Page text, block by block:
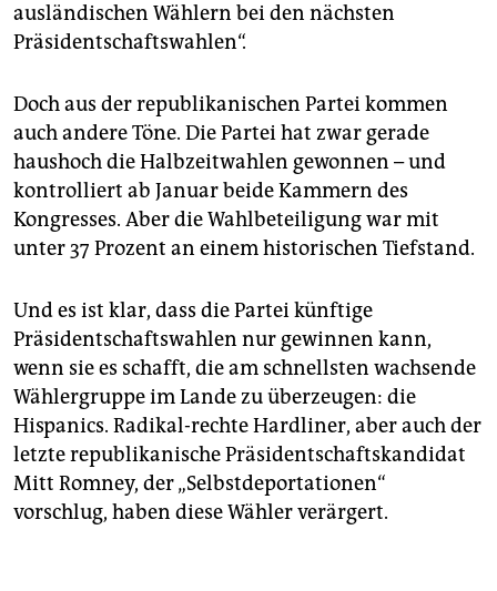
ausländischen Wählern bei den nächsten
Präsidentschaftswahlen“.
Doch aus der republikanischen Partei kommen
auch andere Töne. Die Partei hat zwar gerade
haushoch die Halbzeitwahlen gewonnen – und
kontrolliert ab Januar beide Kammern des
Kongresses. Aber die Wahlbeteiligung war mit
unter 37 Prozent an einem historischen Tiefstand.
Und es ist klar, dass die Partei künftige
Präsidentschaftswahlen nur gewinnen kann,
wenn sie es schafft, die am schnellsten wachsende
Wählergruppe im Lande zu überzeugen: die
Hispanics. Radikal-rechte Hardliner, aber auch der
letzte republikanische Präsidentschaftskandidat
Mitt Romney, der „Selbstdeportationen“
vorschlug, haben diese Wähler verärgert.